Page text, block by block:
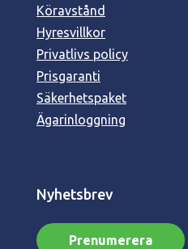
Köravstånd
Hyresvillkor
Privatlivs policy
Prisgaranti
Säkerhetspaket
Ägarinloggning
Nyhetsbrev
Prenumerera